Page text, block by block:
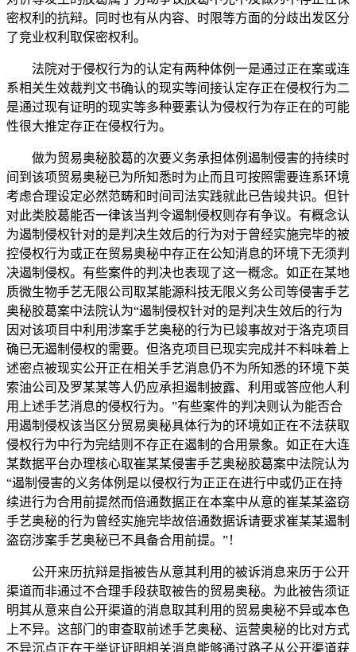
密权利的抗辩。同时也有从内容、时限等方面的分歧出发区分
了竞业权利取保密权利。
法院对于侵权行为的认定有两种体例一是通过正在案或连
系相关生效裁判文书确认的现实等间接认定存正在侵权行为二
是通过现有证明的现实等多种要素认为侵权行为存正在的可能
性很大推定存正在侵权行为。
做为贸易奥秘胶葛的次要义务承担体例遏制侵害的持续时
间到该项贸易奥秘已为所知悉时为止而且可按照需要连系环境
考虑合理设定必然范畴和时间司法实践就此已告竣共识。但针
对此类胶葛能否一律该当判令遏制侵权则存有争议。有概念认
为遏制侵权针对的是判决生效后的行为对于曾经实施完毕的被
控侵权行为或正在贸易奥秘中存正在公知消息的环境下无须判
决遏制侵权。有些案件的判决也表现了这一概念。如正在某地
质微生物手艺无限公司取某能源科技无限义务公司等侵害手艺
奥秘胶葛案中法院认为“遏制侵权针对的是判决生效后的行为
因对该项目中利用涉案手艺奥秘的行为已竣事故对于洛克项目
确已无遏制侵权的需要。但洛克项目已现实完成并不料味着上
述密点被现实公开正在相关手艺消息仍不为所知悉的环境下英
索油公司及罗某某等人仍应承担遏制披露、利用或答应他人利
用上述手艺消息的侵权行为。”有些案件的判决则认为能否合
用遏制侵权该当区分贸易奥秘具体行为的环境如正在不法获取
侵权行为中行为完结则不存正在遏制的合用景象。如正在大连
某数据平台办理核心取崔某某侵害手艺奥秘胶葛案中法院认为
“遏制侵害的义务体例是以侵权行为正正在进行中或仍正在持
续进行为合用前提然而倍通数据正在本案中从意的崔某某盗窃
手艺奥秘的行为曾经实施完毕故倍通数据诉请要求崔某某遏制
盗窃涉案手艺奥秘已不具备合用前提。”！
公开来历抗辩是指被告从意其利用的被诉消息来历于公开
渠道而非通过不合理手段获取被告的贸易奥秘。为此被告须证
明其从意来自公开渠道的消息取其利用的贸易奥秘不异或本色
上不异。这部门的审查取前述手艺奥秘、运营奥秘的比对方式
不异沉点正在于举证证明相关消息能够通过路子从公开渠道获